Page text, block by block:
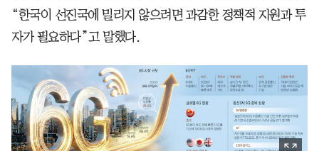
“한국이 선진국에 밀리지 않으려면 과감한 정책적 지원과 투
자가 필요하다”고 말했다.